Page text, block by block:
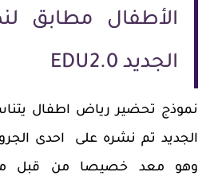
الأطفال مطابق
الجديد EDU2.0
نموذج تحضير رياض اطفال
الجديد تم نشره على احدى
وهو معد خصيصا من قبل